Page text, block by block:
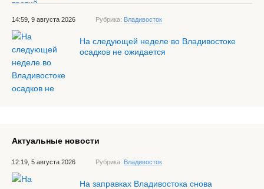
14:59, 9 августа 2026 Рубрика: Владивосток
На следующей неделе во Владивостоке
осадков не ожидается
Актуальные новости
12:19, 5 августа 2026 Рубрика: Владивосток
На заправках Владивостока снова